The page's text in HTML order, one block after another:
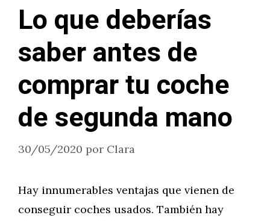
Lo que deberías
saber antes de
comprar tu coche
de segunda mano
30/05/2020 por Clara
Hay innumerables ventajas que vienen de
conseguir coches usados. También hay